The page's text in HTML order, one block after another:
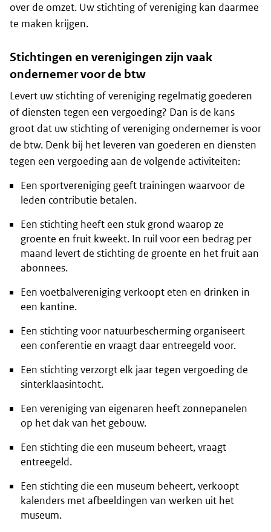
over de omzet. Uw stichting of vereniging kan daarmee
te maken krijgen.
Stichtingen en verenigingen zijn vaak
ondernemer voor de btw
Levert uw stichting of vereniging regelmatig goederen
of diensten tegen een vergoeding? Dan is de kans
groot dat uw stichting of vereniging ondernemer is voor
de btw. Denk bij het leveren van goederen en diensten
tegen een vergoeding aan de volgende activiteiten:
Een sportvereniging geeft trainingen waarvoor de
leden contributie betalen.
Een stichting heeft een stuk grond waarop ze
groente en fruit kweekt. In ruil voor een bedrag per
maand levert de stichting de groente en het fruit aan
abonnees.
Een voetbalvereniging verkoopt eten en drinken in
een kantine.
Een stichting voor natuurbescherming organiseert
een conferentie en vraagt daar entreegeld voor.
Een stichting verzorgt elk jaar tegen vergoeding de
sinterklaasintocht.
Een vereniging van eigenaren heeft zonnepanelen
op het dak van het gebouw.
Een stichting die een museum beheert, vraagt
entreegeld.
Een stichting die een museum beheert, verkoopt
kalenders met afbeeldingen van werken uit het
museum.